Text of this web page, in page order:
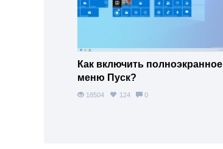
Как включить полноэкранное
меню Пуск?
18504 124 0